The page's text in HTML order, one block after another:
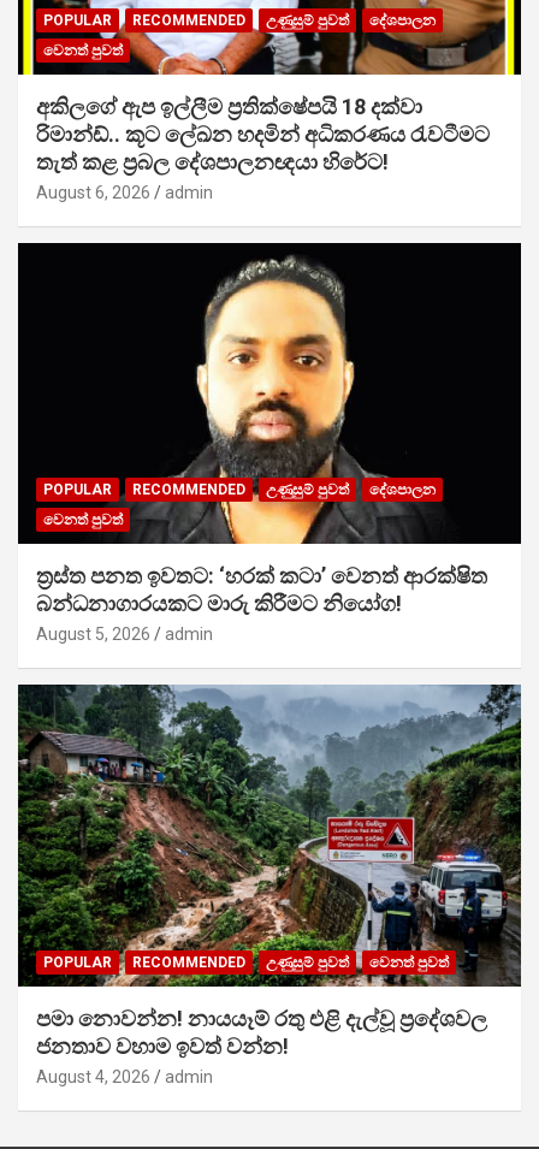
POPULAR RECOMMENDED උණුසුම් පුවත්
දේශපාලන
වෙනත් පුවත්
අකිලගේ ඇප ඉල්ලීම ප්‍රතික්ෂේපයි 18 දක්වා
රිමාන්ඩ්.. කූට ලේඛන හදමින් අධිකරණය රැවටීමට
තැත් කළ ප්‍රබල දේශපාලනඥයා හිරේට!
August 6, 2026 admin
POPULAR RECOMMENDED උණුසුම් පුවත්
දේශපාලන
වෙනත් පුවත්
ත්‍රස්ත පනත ඉවතට: ‘හරක් කටා’ වෙනත් ආරක්ෂිත
බන්ධනාගාරයකට මාරු කිරීමට නියෝග!
August 5, 2026 admin
POPULAR RECOMMENDED උණුසුම් පුවත් වෙනත් පුවත්
පමා නොවන්න! නායයෑම් රතු එළි දැල්වූ ප්‍රදේශවල
ජනතාව වහාම ඉවත් වන්න!
August 4, 2026 admin